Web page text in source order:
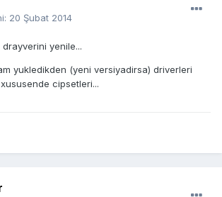
20 Şubat 2014
drayverini yenile...
yukledikden (yeni versiyadirsa) driverleri
cipsetleri...